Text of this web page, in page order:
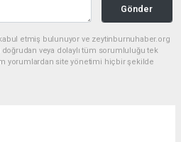
Gönder
etmiş bulunuyor ve zeytinburnuhaber.org
doğrudan veya dolaylı tüm sorumluluğu tek
yorumlardan site yönetimi hiçbir şekilde